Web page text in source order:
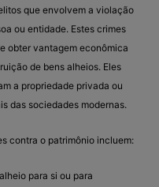
que envolvem a violação
ou entidade. Estes crimes
obter vantagem econômica
de bens alheios. Eles
a propriedade privada ou
das sociedades modernas.
contra o patrimônio incluem:
para si ou para